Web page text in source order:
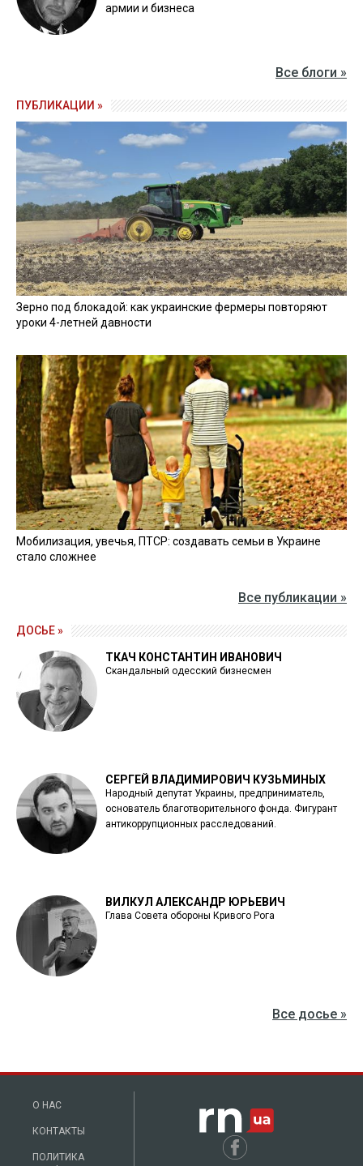
армии и бизнеса
Все блоги »
ПУБЛИКАЦИИ »
Зерно под блокадой: как украинские фермеры повторяют
уроки 4-летней давности
Мобилизация, увечья, ПТСР: создавать семьи в Украине
стало сложнее
Все публикации »
ДОСЬЕ »
ТКАЧ КОНСТАНТИН ИВАНОВИЧ
Скандальный одесский бизнесмен
СЕРГЕЙ ВЛАДИМИРОВИЧ КУЗЬМИНЫХ
Народный депутат Украины, предприниматель,
основатель благотворительного фонда. Фигурант
антикоррупционных расследований.
ВИЛКУЛ АЛЕКСАНДР ЮРЬЕВИЧ
Глава Совета обороны Кривого Рога
Все досье »
О НАС
КОНТАКТЫ
ПОЛИТИКА